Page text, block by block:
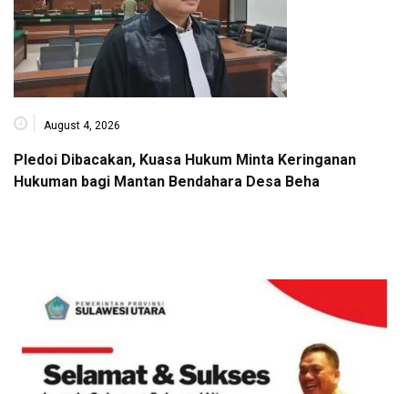
August 4, 2026
Pledoi Dibacakan, Kuasa Hukum Minta Keringanan
Hukuman bagi Mantan Bendahara Desa Beha